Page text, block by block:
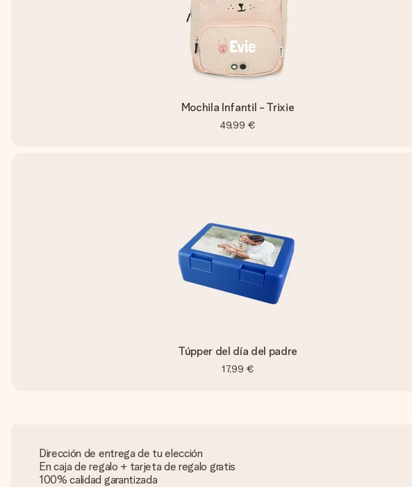
Mochila Infantil - Trixie
49,99 €
Túpper del día del padre
17,99 €
Dirección de entrega de tu elección
En caja de regalo + tarjeta de regalo gratis
100% calidad garantizada